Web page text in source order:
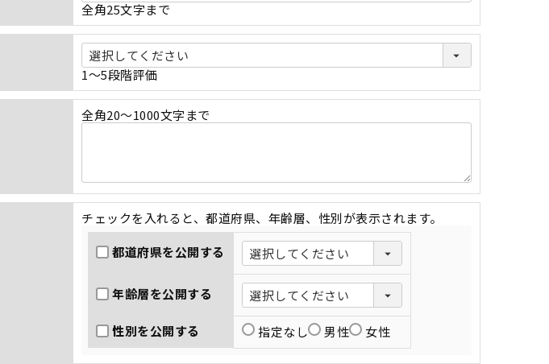
全角25文字まで
1～5段階評価
全角20～1000文字まで
チェックを入れると、都道府県、年齢層、性別が表示されます。
都道府県を公開する
年齢層を公開する
性別を公開する 指定なし 男性 女性